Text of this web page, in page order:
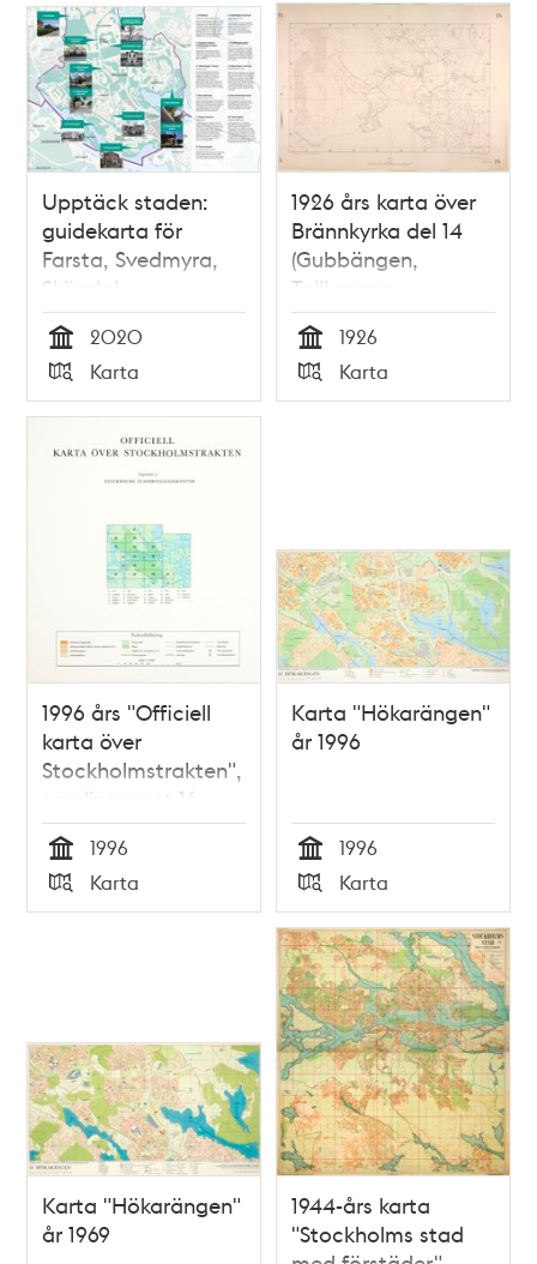
Upptäck staden:
guidekarta för
Farsta, Svedmyra,
Sköndal,
Gubbängen &
Hökarängen
Tid
2020
Typ
Karta
1926 års karta över
Brännkyrka del 14
(Gubbängen,
Tallkrogen,
Herrängen och
Örby)
Tid
1926
Typ
Karta
1996 års "Officiell
karta över
Stockholmstrakten",
samlingspost 16
blad
Tid
1996
Typ
Karta
Karta "Hökarängen"
år 1996
Tid
1996
Typ
Karta
Karta "Hökarängen"
år 1969
1944-års karta
"Stockholms stad